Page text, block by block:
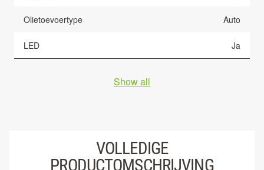
Olietoevoertype Auto
LED Ja
Show all
VOLLEDIGE
PRODUCTOMSCHRIJVING